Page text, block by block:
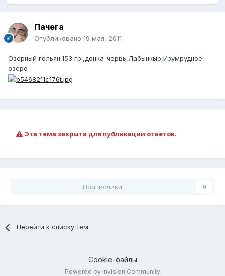
Пачега
Опубликовано 19 мая, 2011
Озерный гольян,153 гр.,донка-червь,Лабынкыр,Изумрудное
озеро
Эта тема закрыта для публикации ответов.
Подписчики 0
Перейти к списку тем
Cookie-файлы
Powered by Invision Community